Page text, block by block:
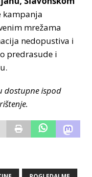
kampanja
mrežama
nedopustiva i
predrasude i
dostupne ispod